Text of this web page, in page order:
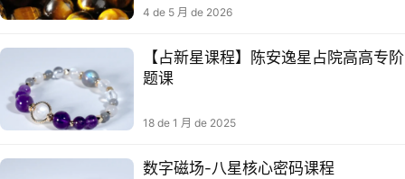
4 de 5 月 de 2026
【占新星‬课程】陈安逸星占‬院高高专阶‬
题课
18 de 1 月 de 2025
数字磁场-八星核心密码​​课程